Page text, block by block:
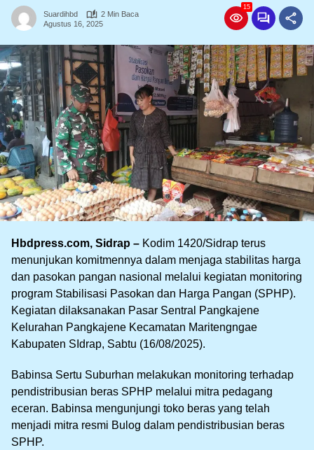
Suardihbd
2 Min Baca
Agustus 16, 2025
15
Hbdpress.com, Sidrap – Kodim 1420/Sidrap terus
menunjukan komitmennya dalam menjaga stabilitas harga
dan pasokan pangan nasional melalui kegiatan monitoring
program Stabilisasi Pasokan dan Harga Pangan (SPHP).
Kegiatan dilaksanakan Pasar Sentral Pangkajene
Kelurahan Pangkajene Kecamatan Maritengngae
Kabupaten SIdrap, Sabtu (16/08/2025).
Babinsa Sertu Suburhan melakukan monitoring terhadap
pendistribusian beras SPHP melalui mitra pedagang
eceran. Babinsa mengunjungi toko beras yang telah
menjadi mitra resmi Bulog dalam pendistribusian beras
SPHP.